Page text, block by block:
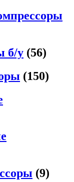
б/у (56)
(150)
(9)